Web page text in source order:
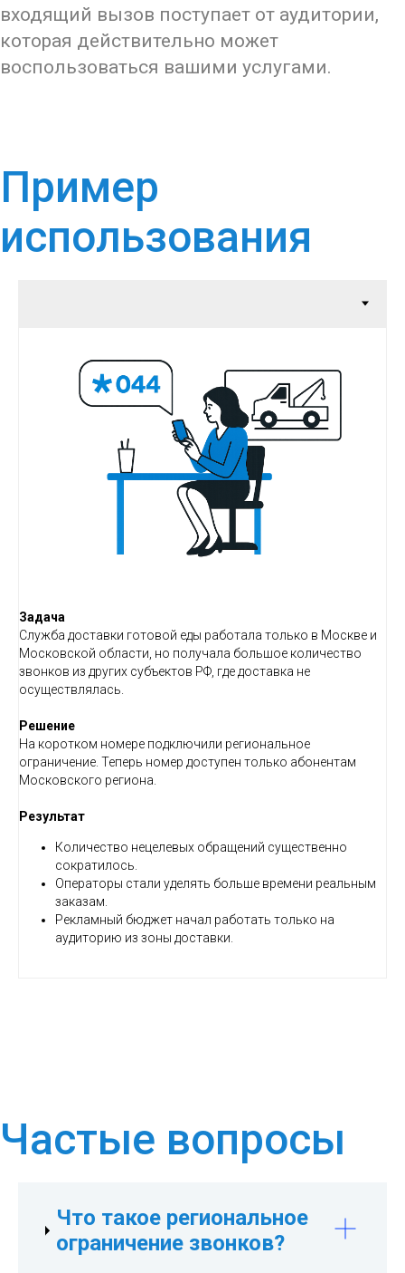
входящий вызов поступает от аудитории,
которая действительно может
воспользоваться вашими услугами.
Пример
использования
Задача
Служба доставки готовой еды работала только в Москве и
Московской области, но получала большое количество
звонков из других субъектов РФ, где доставка не
осуществлялась.
Решение
На коротком номере подключили региональное
ограничение. Теперь номер доступен только абонентам
Московского региона.
Результат
Количество нецелевых обращений существенно
сократилось.
Операторы стали уделять больше времени реальным
заказам.
Рекламный бюджет начал работать только на
аудиторию из зоны доставки.
Частые вопросы
Что такое региональное
ограничение звонков?